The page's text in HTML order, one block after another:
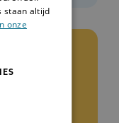
staan altijd
onze